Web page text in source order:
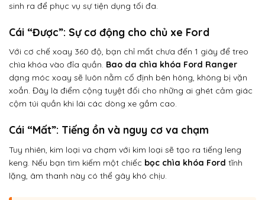
sinh ra để phục vụ sự tiện dụng tối đa.
Cái “Được”: Sự cơ động cho chủ xe Ford
Với cơ chế xoay 360 độ, bạn chỉ mất chưa đến 1 giây để treo
chìa khóa vào đỉa quần. Bao da chìa khóa Ford Ranger
dạng móc xoay sẽ luôn nằm cố định bên hông, không bị vặn
xoắn. Đây là điểm cộng tuyệt đối cho những ai ghét cảm giác
cộm túi quần khi lái các dòng xe gầm cao.
Cái “Mất”: Tiếng ồn và nguy cơ va chạm
Tuy nhiên, kim loại va chạm với kim loại sẽ tạo ra tiếng leng
keng. Nếu bạn tìm kiếm một chiếc bọc chìa khóa Ford tĩnh
lặng, âm thanh này có thể gây khó chịu.